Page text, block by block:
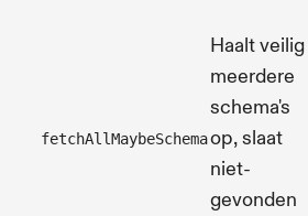
fetchAllMaybeSchema
Haalt veilig
meerdere
schema's
op, slaat
niet-
gevonden